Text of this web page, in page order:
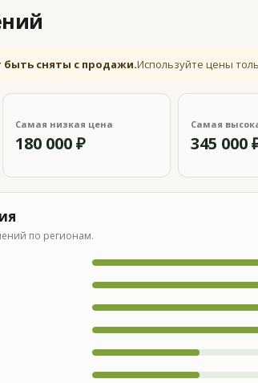
быть сняты с продажи.Используйте цены
Самая низкая цена
180 000 ₽
Самая
345 000
по регионам.